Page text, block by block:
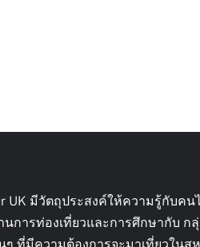
UK มีวัตถุประสงค์ให้ความรู้กับค
นการท่องเที่ยวและการศึกษากับ
ๆ ที่มีความต้องการจะมาเที่ยวในส